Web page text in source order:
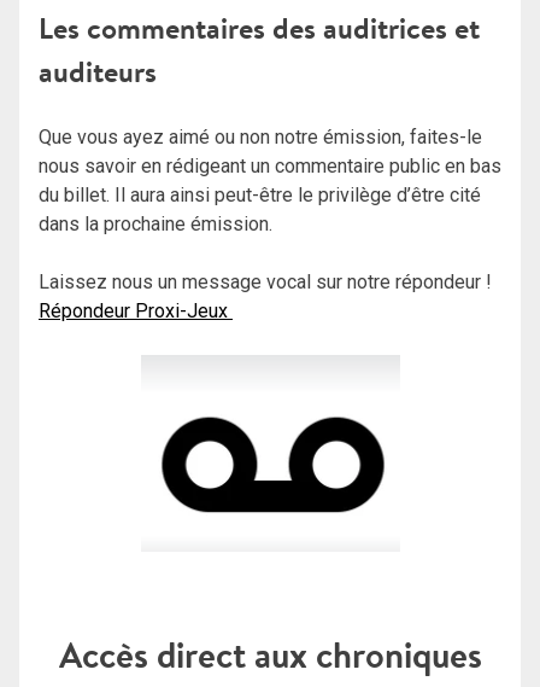
Les commentaires des auditrices et
auditeurs
Que vous ayez aimé ou non notre émission, faites-le
nous savoir en rédigeant un commentaire public en bas
du billet. Il aura ainsi peut-être le privilège d’être cité
dans la prochaine émission.
Laissez nous un message vocal sur notre répondeur !
Répondeur Proxi-Jeux
Accès direct aux chroniques